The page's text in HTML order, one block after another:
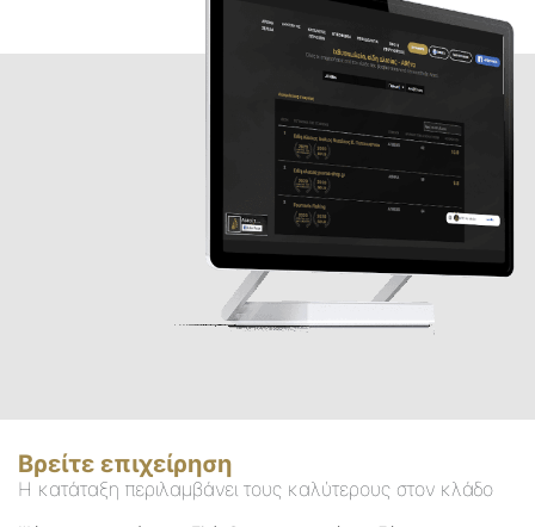
Βρείτε επιχείρηση
Η κατάταξη περιλαμβάνει τους καλύτερους στον κλάδο